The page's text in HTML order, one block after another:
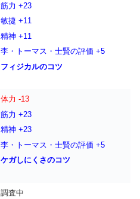
筋力 +23
敏捷 +11
精神 +11
李・トーマス・士賢の評価 +5
フィジカルのコツ
体力 -13
筋力 +23
精神 +23
李・トーマス・士賢の評価 +5
ケガしにくさのコツ
調査中